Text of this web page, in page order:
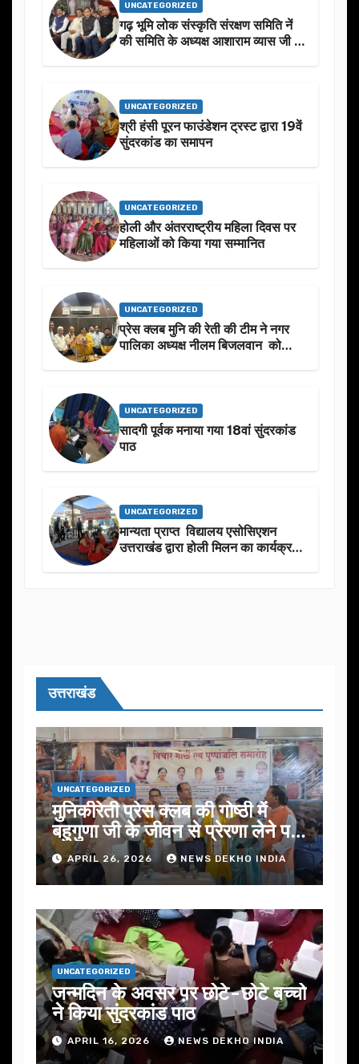
UNCATEGORIZED
गढ़ भूमि लोक संस्कृति संरक्षण समिति नें
की समिति के अध्यक्ष आशाराम व्यास जी के
UNCATEGORIZED
श्री हंसी पूरन फाउंडेशन ट्रस्ट द्वारा 19वें
सुंदरकांड का समापन
UNCATEGORIZED
होली और अंतरराष्ट्रीय महिला दिवस पर
महिलाओं को किया गया सम्मानित
UNCATEGORIZED
प्रेस क्लब मुनि की रेती की टीम ने नगर
पालिका अध्यक्ष नीलम बिजलवान को
UNCATEGORIZED
सादगी पूर्वक मनाया गया 18वां सुंदरकांड
पाठ
UNCATEGORIZED
मान्यता प्राप्त विद्यालय एसोसिएशन
उत्तराखंड द्वारा होली मिलन का कार्यक्रम
उत्तराखंड
UNCATEGORIZED
मुनिकीरेती प्रेस क्लब की गोष्ठी में
बहुगुणा जी के जीवन से प्रेरणा लेने पर
जोरAPRIL 26, 2026 NEWS DEKHO INDIA
UNCATEGORIZED
जन्मदिन के अवसर प़र छोटे-छोटे बच्चो
ने किया सुंदरकांड पाठ
APRIL 16, 2026 NEWS DEKHO INDIA